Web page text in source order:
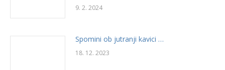
9. 2. 2024
Spomini ob jutranji kavici …
18. 12. 2023